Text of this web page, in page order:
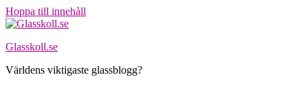
Hoppa till innehåll
Glasskoll.se
Världens viktigaste glassblogg?